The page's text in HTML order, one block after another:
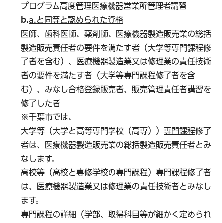
プログラム高度管理医療機器営業所管理者講習
b.a.と同等と認められた資格
医師、歯科医師、薬剤師、医療機器製造販売業の総括
製造販売責任者の要件を満たす者（大学等専門課程修
了者を含む）、医療機器製造業又は修理業の責任技術
者の要件を満たす者（大学等専門課程修了者を含
む）、みなし合格登録販売者、販売管理責任者講習を
修了した者
※千葉市では、
大学等（大学と高等専門学校（高専）） 専門課程修了
者は、医療機器製造販売業の総括製造販売責任者とみ
なします。
高校等（高校と専修学校の専門課程） 専門課程修了者
は、医療機器製造業又は修理業の責任技術者とみなし
ます。
専門課程の詳細（学部、取得科目等が細かく定められ